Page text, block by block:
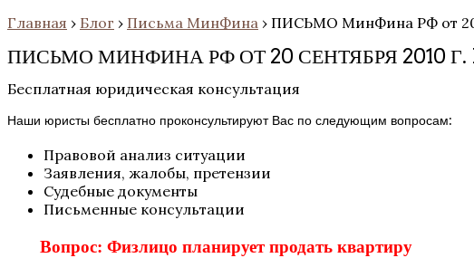
Главная › Блог › Письма МинФина › ПИСЬМО МинФина РФ от 20
ПИСЬМО МИНФИНА РФ ОТ 20 СЕНТЯБРЯ 2010 Г.
Бесплатная юридическая консультация
Наши юристы бесплатно проконсультируют Вас по следующим вопросам:
Правовой анализ ситуации
Заявления, жалобы, претензии
Судебные документы
Письменные консультации
Вопрос: Физлицо планирует продать квартиру